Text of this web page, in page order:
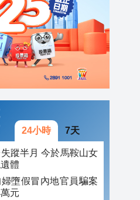
24小時 7天
蹤半月 今於馬鞍山女
體
墮假冒內地官員騙案
元